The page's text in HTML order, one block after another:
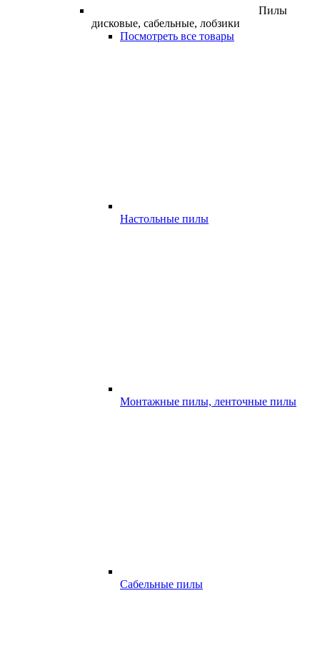
Пилы
дисковые, сабельные, лобзики
Посмотреть все товары
Настольные пилы
Монтажные пилы, ленточные пилы
Сабельные пилы